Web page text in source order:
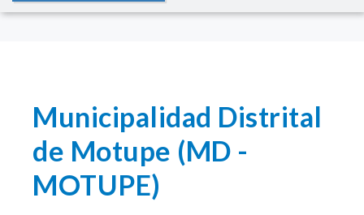
Municipalidad Distrital
de Motupe (MD -
MOTUPE)